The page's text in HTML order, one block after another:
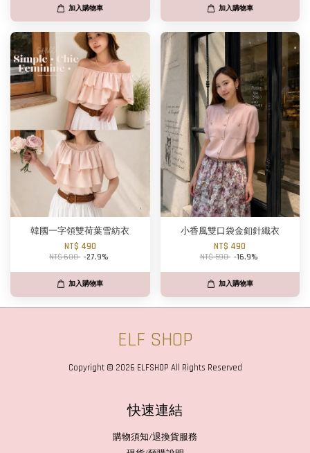
加入購物車 加入購物車
韓國一字領雙荷葉雪紡衣
NT$ 490
NT$ 680 -27.9%
加入購物車
小香風雙口袋金釦針織衣
NT$ 490
NT$ 590 -16.9%
加入購物車
ELF SHOP
Copyright © 2026 ELFSHOP All Rights Reserved
快速連結
購物須知/退換貨服務